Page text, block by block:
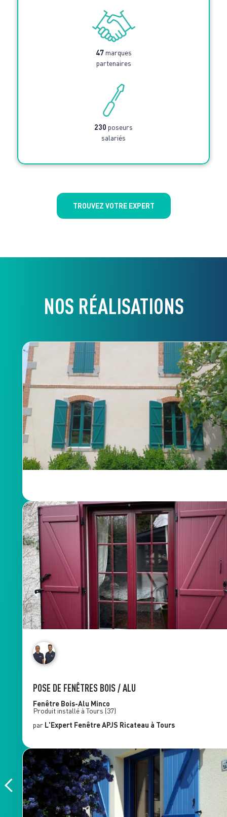
47marques
partenaires
230 poseurs
salariés
TROUVEZ VOTRE EXPERT
NOS RÉALISATIONS
POSE DE FENÊTRES BOIS / ALU
Fenêtre Bois-Alu Minco
Produit installé à Tours (37)
par L'Expert FenêtreAPJS Ricateau à Tours